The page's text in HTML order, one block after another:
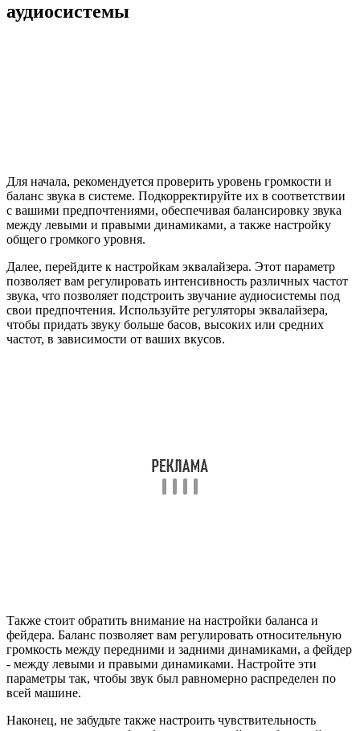
аудиосистемы
Для начала, рекомендуется проверить уровень громкости и
баланс звука в системе. Подкорректируйте их в соответствии
с вашими предпочтениями, обеспечивая балансировку звука
между левыми и правыми динамиками, а также настройку
общего громкого уровня.
Далее, перейдите к настройкам эквалайзера. Этот параметр
позволяет вам регулировать интенсивность различных частот
звука, что позволяет подстроить звучание аудиосистемы под
свои предпочтения. Используйте регуляторы эквалайзера,
чтобы придать звуку больше басов, высоких или средних
частот, в зависимости от ваших вкусов.
Также стоит обратить внимание на настройки баланса и
фейдера. Баланс позволяет вам регулировать относительную
громкость между передними и задними динамиками, а фейдер
- между левыми и правыми динамиками. Настройте эти
параметры так, чтобы звук был равномерно распределен по
всей машине.
Наконец, не забудьте также настроить чувствительность